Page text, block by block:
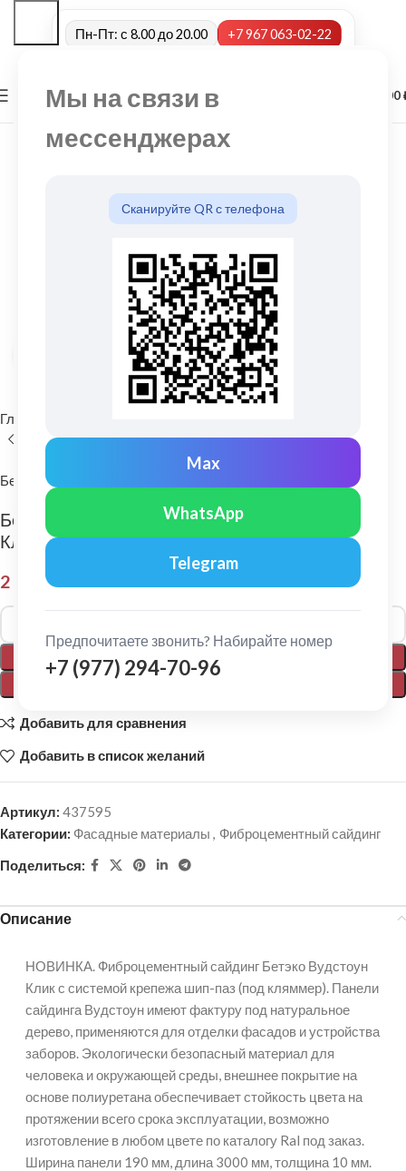
Мы на связи в
мессенджерах
Сканируйте QR с телефона
Max
WhatsApp
Telegram
Предпочитаете звонить? Набирайте номер
+7 (977) 294-70-96
Пн-Пт: с 8.00 до 20.00 +7 967 063-02-22
МЕНЮ 0,00
Нажмите, чтобы увеличить
Главная
Бетэко
Бетэко: Фиброцементный сайдинг Вудстоун
Клик Ral 1019
2 050,00
В КОРЗИНУ
Alternative:
Добавить для сравнения
Добавить в список желаний
Артикул: 437595
Категории: Фасадные материалы , Фиброцементный сайдинг
Поделиться:
Описание
НОВИНКА. Фиброцементный сайдинг Бетэко Вудстоун
Клик с системой крепежа шип-паз (под кляммер). Панели
сайдинга Вудстоун имеют фактуру под натуральное
дерево, применяются для отделки фасадов и устройства
заборов. Экологически безопасный материал для
человека и окружающей среды, внешнее покрытие на
основе полиуретана обеспечивает стойкость цвета на
протяжении всего срока эксплуатации, возможно
изготовление в любом цвете по каталогу Ral под заказ.
Ширина панели 190 мм, длина 3000 мм, толщина 10 мм.